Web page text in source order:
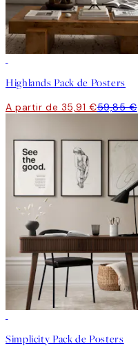
Highlands Pack de Posters
A partir de 35,91 €59,85 €
Simplicity Pack de Posters